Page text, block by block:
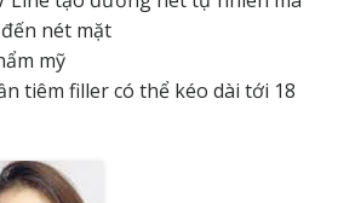
nét mặt
mỹ
tiêm filler có thể kéo dài tới 18